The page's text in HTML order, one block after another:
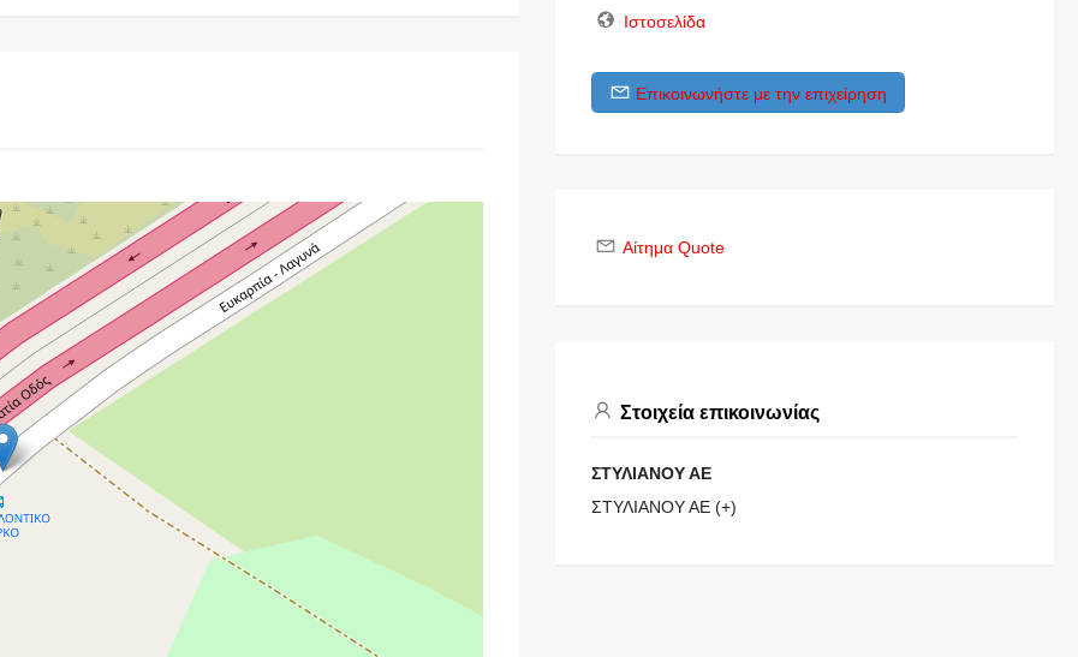
Ιστοσελίδα
Επικοινωνήστε με την επιχείρηση
Αίτημα Quote
Στοιχεία επικοινωνίας
ΣΤΥΛΙΑΝΟΥ ΑΕ
ΣΤΥΛΙΑΝΟΥ ΑΕ (+)